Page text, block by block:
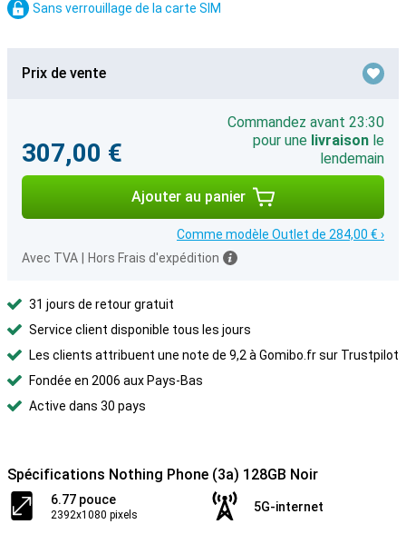
Sans verrouillage de la carte SIM
Prix de vente
307,00 €
Commandez avant 23:30
pour une livraison le
lendemain
Ajouter au panier
Comme modèle Outlet de 284,00 € ›
Avec TVA
Hors Frais d'expédition
31 jours de retour gratuit
Service client disponible tous les jours
Les clients attribuent une note de 9,2 à Gomibo.fr sur Trustpilot
Fondée en 2006 aux Pays-Bas
Active dans 30 pays
Spécifications Nothing Phone (3a) 128GB Noir
6.77 pouce
2392x1080 pixels
5G-internet